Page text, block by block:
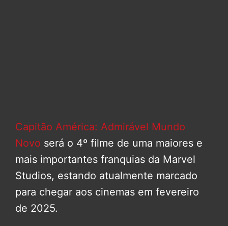
Capitão América: Admirável Mundo
Novo será o 4º filme de uma maiores e
mais importantes franquias da Marvel
Studios, estando atualmente marcado
para chegar aos cinemas em fevereiro
de 2025.